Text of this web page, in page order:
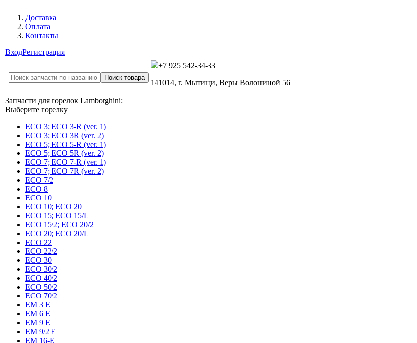
Доставка
Оплата
Контакты
ВходРегистрация
+7 925 542-34-33
141014, г. Мытищи, Веры Волошиной 56
Запчасти для горелок Lamborghini:
Выберите горелку
ECO 3; ECO 3-R (ver. 1)
ECO 3; ECO 3R (ver. 2)
ECO 5; ECO 5-R (ver. 1)
ECO 5; ECO 5R (ver. 2)
ECO 7; ECO 7-R (ver. 1)
ECO 7; ECO 7R (ver. 2)
ECO 7/2
ECO 8
ECO 10
ECO 10; ECO 20
ECO 15; ECO 15/L
ECO 15/2; ECO 20/2
ECO 20; ECO 20/L
ECO 22
ECO 22/2
ECO 30
ECO 30/2
ECO 40/2
ECO 50/2
ECO 70/2
EM 3 E
EM 6 E
EM 9 E
EM 9/2 E
EM 16-E